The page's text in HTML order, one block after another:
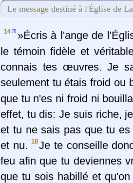
Le message destiné à l'Église de
14π »Écris à l'ange de
le témoin fidèle et
connais tes œuvres. Je
seulement tu étais froid ou
que tu n'es ni froid ni
effet, tu dis: Je suis riche,
et tu ne sais pas que tu es
et nu.18Je te conseille
feu afin que tu deviennes
que tu sois habillé et